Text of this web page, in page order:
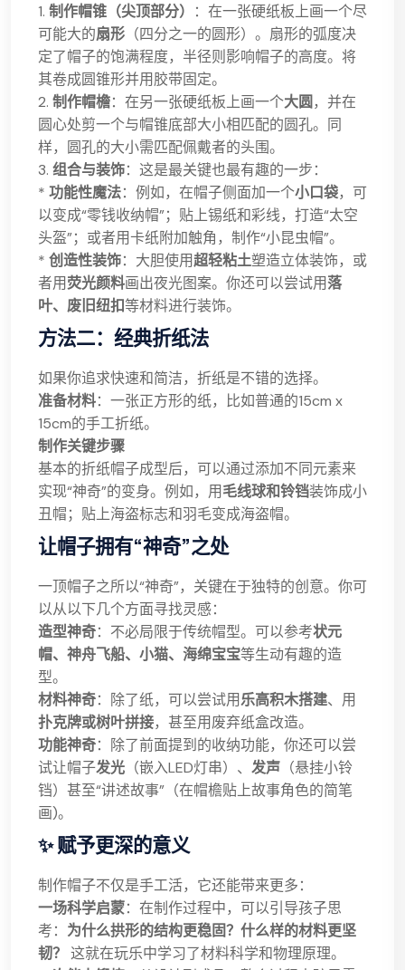
1. 制作帽锥（尖顶部分）
：在一张硬纸板上画一个尽
可能大的扇形 （四分之一的圆形）。扇形的弧度决
定了帽子的饱满程度，半径则影响帽子的高度。将
其卷成圆锥形并用胶带固定。
2. 制作帽檐：在另一张硬纸板上画一个大圆，并在
圆心处剪一个与帽锥底部大小相匹配的圆孔。同
样，圆孔的大小需匹配佩戴者的头围。
3. 组合与装饰：这是最关键也最有趣的一步：
* 功能性魔法：例如，在帽子侧面加一个小口袋，可
以变成“零钱收纳帽”；贴上锡纸和彩线，打造“太空
头盔”；或者用卡纸附加触角，制作“小昆虫帽”。
* 创造性装饰：大胆使用超轻粘土塑造立体装饰，或
者用荧光颜料画出夜光图案。你还可以尝试用落
叶、废旧纽扣等材料进行装饰。
方法二：经典折纸法
如果你追求快速和简洁，折纸是不错的选择。
准备材料：一张正方形的纸，比如普通的15cm x
15cm的手工折纸。
制作关键步骤
基本的折纸帽子成型后，可以通过添加不同元素来
实现“神奇”的变身。例如，用毛线球和铃铛装饰成小
丑帽；贴上海盗标志和羽毛变成海盗帽。
让帽子拥有“神奇”之处
一顶帽子之所以“神奇”，关键在于独特的创意。你可
以从以下几个方面寻找灵感：
造型神奇：不必局限于传统帽型。可以参考状元
帽、神舟飞船、小猫、海绵宝宝等生动有趣的造
型。
材料神奇：除了纸，可以尝试用乐高积木搭建、用
扑克牌或树叶拼接，甚至用废弃纸盒改造。
功能神奇：除了前面提到的收纳功能，你还可以尝
试让帽子发光 （嵌入LED灯串）、 发声 （悬挂小铃
铛）甚至“讲述故事”（在帽檐贴上故事角色的简笔
画)。
✨ 赋予更深的意义
制作帽子不仅是手工活，它还能带来更多：
一场科学启蒙：在制作过程中，可以引导孩子思
考： 为什么拱形的结构更稳固？什么样的材料更坚
韧？ 这就在玩乐中学习了材料科学和物理原理。